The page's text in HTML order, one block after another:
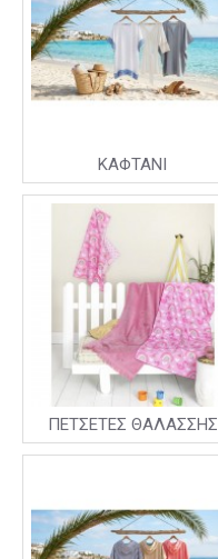
ΚΑΦΤΑΝΙ
ΠΕΤΣΕΤΕΣ ΘΑΛΑΣΣΗΣ